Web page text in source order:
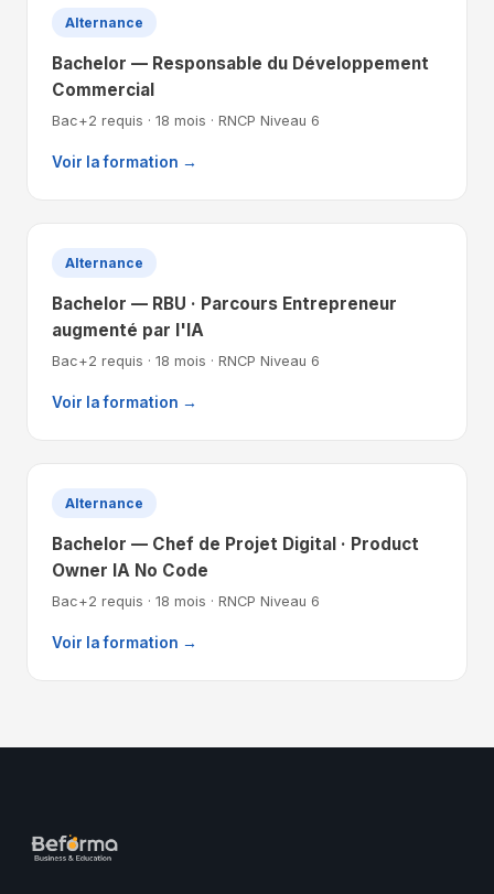
Alternance
Bachelor — Responsable du Développement
Commercial
Bac+2 requis · 18 mois · RNCP Niveau 6
Voir la formation →
Alternance
Bachelor — RBU · Parcours Entrepreneur
augmenté par l'IA
Bac+2 requis · 18 mois · RNCP Niveau 6
Voir la formation →
Alternance
Bachelor — Chef de Projet Digital · Product
Owner IA No Code
Bac+2 requis · 18 mois · RNCP Niveau 6
Voir la formation →